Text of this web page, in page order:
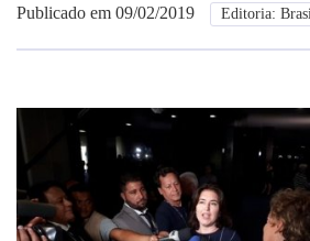
Anuncie
Publicado em 09/02/2019 Editoria: